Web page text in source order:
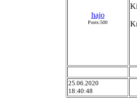
hajo
Posts:500
25.06.2020
18:40:48